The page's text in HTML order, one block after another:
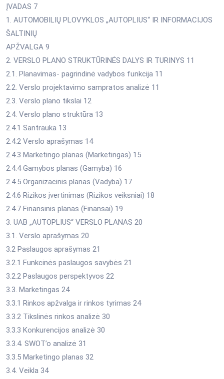
ĮVADAS 7
1. AUTOMOBILIŲ PLOVYKLOS „AUTOPLIUS“ IR INFORMACIJOS
ŠALTINIŲ
APŽVALGA 9
2. VERSLO PLANO STRUKTŪRINĖS DALYS IR TURINYS 11
2.1. Planavimas- pagrindinė vadybos funkcija 11
2.2. Verslo projektavimo sampratos analizė 11
2.3. Verslo plano tikslai 12
2.4. Verslo plano struktūra 13
2.4.1 Santrauka 13
2.4.2 Verslo aprašymas 14
2.4.3 Marketingo planas (Marketingas) 15
2.4.4 Gamybos planas (Gamyba) 16
2.4.5 Organizacinis planas (Vadyba) 17
2.4.6 Rizikos įvertinimas (Rizikos veiksniai) 18
2.4.7 Finansinis planas (Finansai) 19
3. UAB „AUTOPLIUS“ VERSLO PLANAS 20
3.1. Verslo aprašymas 20
3.2 Paslaugos aprašymas 21
3.2.1 Funkcinės paslaugos savybės 21
3.2.2 Paslaugos perspektyvos 22
3.3. Marketingas 24
3.3.1 Rinkos apžvalga ir rinkos tyrimas 24
3.3.2 Tikslinės rinkos analizė 30
3.3.3 Konkurencijos analizė 30
3.3.4. SWOT’o analizė 31
3.3.5 Marketingo planas 32
3.4. Veikla 34